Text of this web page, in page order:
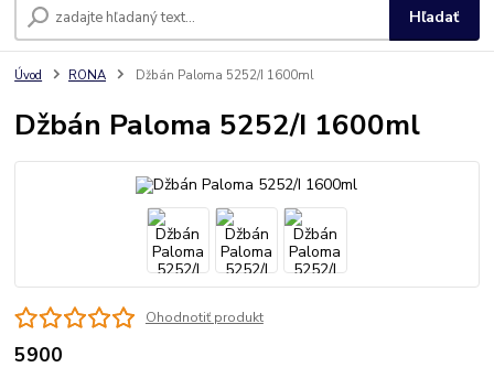
Hľadať
Úvod RONA Džbán Paloma 5252/I 1600ml
Džbán Paloma 5252/I 1600ml
Ohodnotiť produkt
5900